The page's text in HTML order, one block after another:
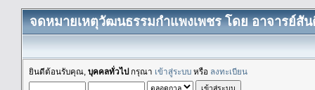
จดหมายเหตุวัฒนธรรมกำแพงเพชร โดย อาจารย์สั
ยินดีต้อนรับคุณ, บุคคลทั่วไปกรุณา เข้าสู่ระบบ หรือ ลงทะเบียน